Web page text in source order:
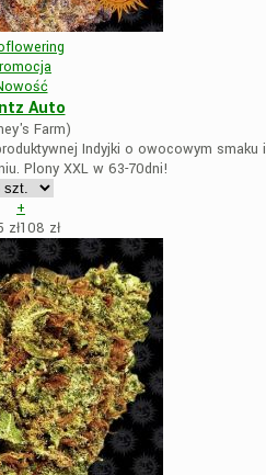
Auto
Farm)
Indyjki o owocowym smaku i
Plony XXL w 63-70dni!
+
zł108 zł